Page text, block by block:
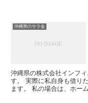
沖縄県のサラ金
沖縄県の株式会社インフ
す。 実際に私自身も借り
ます。 私の場合は、ホー